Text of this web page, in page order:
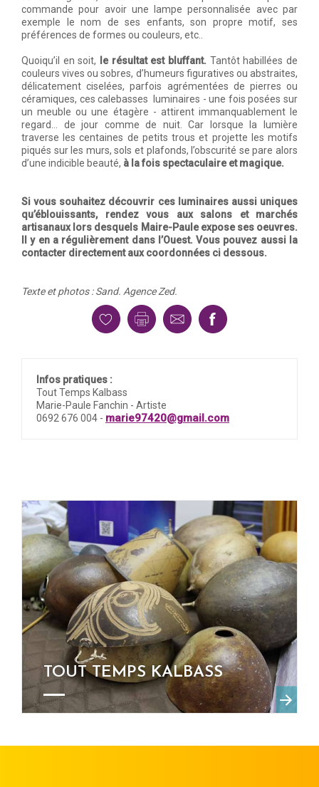
commande pour avoir une lampe personnalisée avec par
exemple le nom de ses enfants, son propre motif, ses
préférences de formes ou couleurs, etc..
Quoiqu’il en soit, le résultat est bluffant. Tantôt habillées de
couleurs vives ou sobres, d’humeurs figuratives ou abstraites,
délicatement ciselées, parfois agrémentées de pierres ou
céramiques, ces calebasses luminaires - une fois posées sur
un meuble ou une étagère - attirent immanquablement le
regard… de jour comme de nuit. Car lorsque la lumière
traverse les centaines de petits trous et projette les motifs
piqués sur les murs, sols et plafonds, l’obscurité se pare alors
d’une indicible beauté, à la fois spectaculaire et magique.
Si vous souhaitez découvrir ces luminaires aussi uniques
qu’éblouissants, rendez vous aux salons et marchés
artisanaux lors desquels Maire-Paule expose ses oeuvres.
Il y en a régulièrement dans l’Ouest. Vous pouvez aussi la
contacter directement aux coordonnées ci dessous.
Texte et photos : Sand. Agence Zed.
Infos pratiques :
Tout Temps Kalbass
Marie-Paule Fanchin - Artiste
0692 676 004 - marie97420@gmail.com
TOUT TEMPS KALBASS